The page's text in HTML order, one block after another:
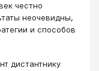
честно
неочевидны,
и способов
дистантнику